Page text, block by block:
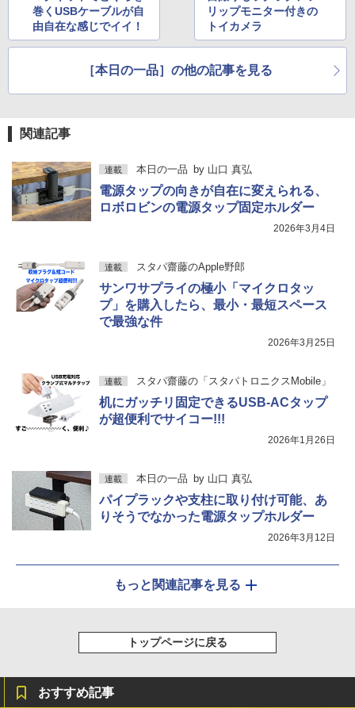
巻くUSBケーブルが自
由自在な感じでイイ！
リップモニター付きの
トイカメラ
［本日の一品］の他の記事を見る
関連記事
連載 本日の一品 by 山口 真弘
電源タップの向きが自在に変えられる、
ロボロビンの電源タップ固定ホルダー
2026年3月4日
連載 スタパ齋藤のApple野郎
サンワサプライの極小「マイクロタッ
プ」を購入したら、最小・最短スペース
で最強な件
2026年3月25日
連載 スタパ齋藤の「スタパトロニクスMobile」
机にガッチリ固定できるUSB-ACタップ
が超便利でサイコー!!!
2026年1月26日
連載 本日の一品 by 山口 真弘
パイプラックや支柱に取り付け可能、あ
りそうでなかった電源タップホルダー
2026年3月12日
もっと関連記事を見る
トップページに戻る
おすすめ記事